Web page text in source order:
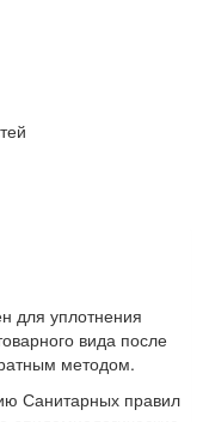
для уплотнения
вида после
методом.
Санитарных правил